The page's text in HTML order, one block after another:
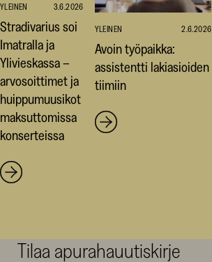
YLEINEN 3.6.2026
Stradivarius soi
Imatralla ja
Ylivieskassa –
arvosoittimet ja
huippumuusikot
maksuttomissa
konserteissa
YLEINEN 2.6.2026
Avoin työpaikka:
assistentti lakiasioiden
tiimiin
Tilaa apurahauutiskirje